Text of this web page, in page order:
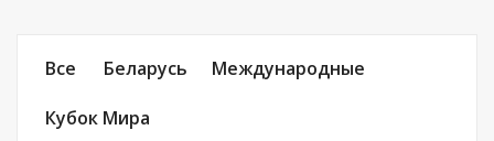
Все Беларусь Международные
Кубок Мира